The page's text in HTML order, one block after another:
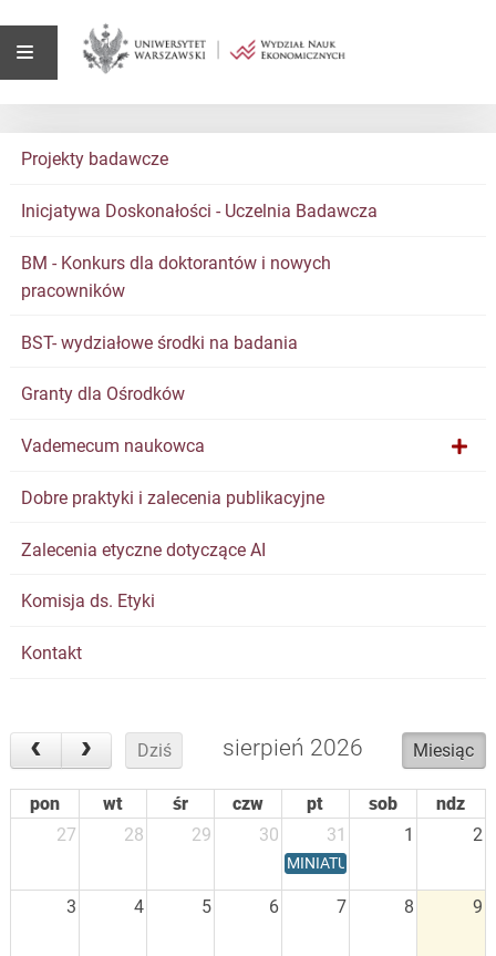
Projekty badawcze
Inicjatywa Doskonałości - Uczelnia Badawcza
BM - Konkurs dla doktorantów i nowych
pracowników
BST- wydziałowe środki na badania
Granty dla Ośrodków
Vademecum naukowca
Dobre praktyki i zalecenia publikacyjne
Zalecenia etyczne dotyczące AI
Komisja ds. Etyki
Kontakt
Dziś Miesiąc
sierpień 2026
pon wt śr czw pt sob
ndz
27
28 29 30 31 1 2
MINIATURA 10 - termin
3 4 5 6 7 8 9